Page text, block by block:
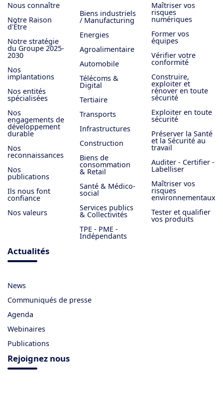
Nous connaître
Notre Raison
d'Être
Notre stratégie
du Groupe 2025-
2030
Nos
implantations
Nos entités
spécialisées
Nos
engagements de
développement
durable
Nos
reconnaissances
Nos
publications
Ils nous font
confiance
Nos valeurs
Biens industriels
/ Manufacturing
Energies
Agroalimentaire
Automobile
Télécoms &
Digital
Tertiaire
Transports
Infrastructures
Construction
Biens de
consommation
& Retail
Santé & Médico-
social
Services publics
& Collectivités
TPE - PME -
Indépendants
Maîtriser vos
risques
numériques
Former vos
équipes
Vérifier votre
conformité
Construire,
exploiter et
rénover en toute
sécurité
Exploiter en toute
sécurité
Préserver la Santé
et la Sécurité au
travail
Auditer - Certifier -
Labelliser
Maîtriser vos
risques
environnementaux
Tester et qualifier
vos produits
Actualités
News
Communiqués de presse
Agenda
Webinaires
Publications
Rejoignez nous